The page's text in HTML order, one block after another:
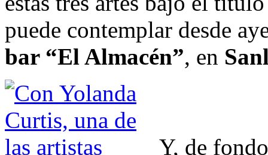
puede contemplar desde
bar “El Almacén”, en
Y, de